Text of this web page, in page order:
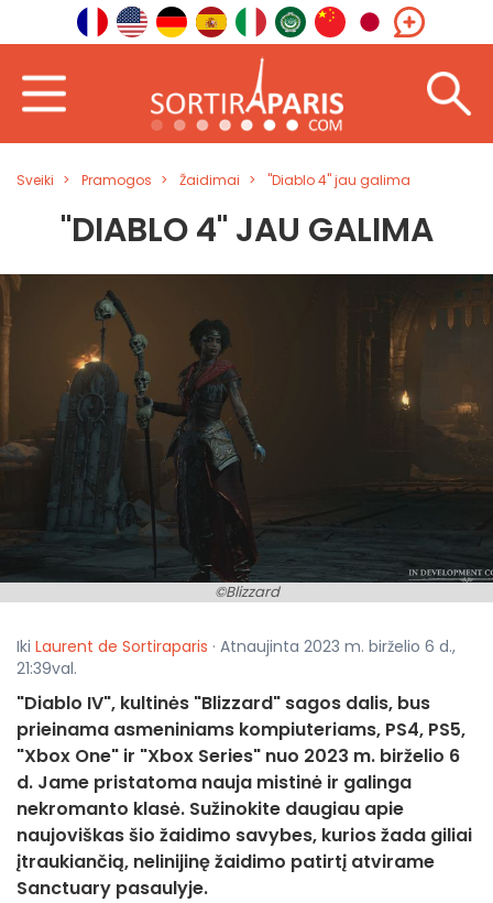
Sveiki Pramogos Žaidimai "Diablo 4" jau galima
"DIABLO 4" JAU GALIMA
©Blizzard
Iki Laurent de Sortiraparis · Atnaujinta 2023 m. birželio 6 d.,
21:39val.
"Diablo IV", kultinės "Blizzard" sagos dalis, bus
prieinama asmeniniams kompiuteriams, PS4, PS5,
"Xbox One" ir "Xbox Series" nuo 2023 m. birželio 6
d. Jame pristatoma nauja mistinė ir galinga
nekromanto klasė. Sužinokite daugiau apie
naujoviškas šio žaidimo savybes, kurios žada giliai
įtraukiančią, nelinijinę žaidimo patirtį atvirame
Sanctuary pasaulyje.